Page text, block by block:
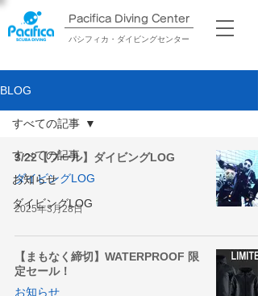
Pacifica Diving Center​
パシフィカ・ダイビングセンター
BLOG
すべての記事
お知らせ
ダイビングLOG
すべての記事
3/22【プール】ダイビングLOG
ダイビングLOG
2025年3月28日
【まもなく締切】WATERPROOF 限
定セール！
お知らせ